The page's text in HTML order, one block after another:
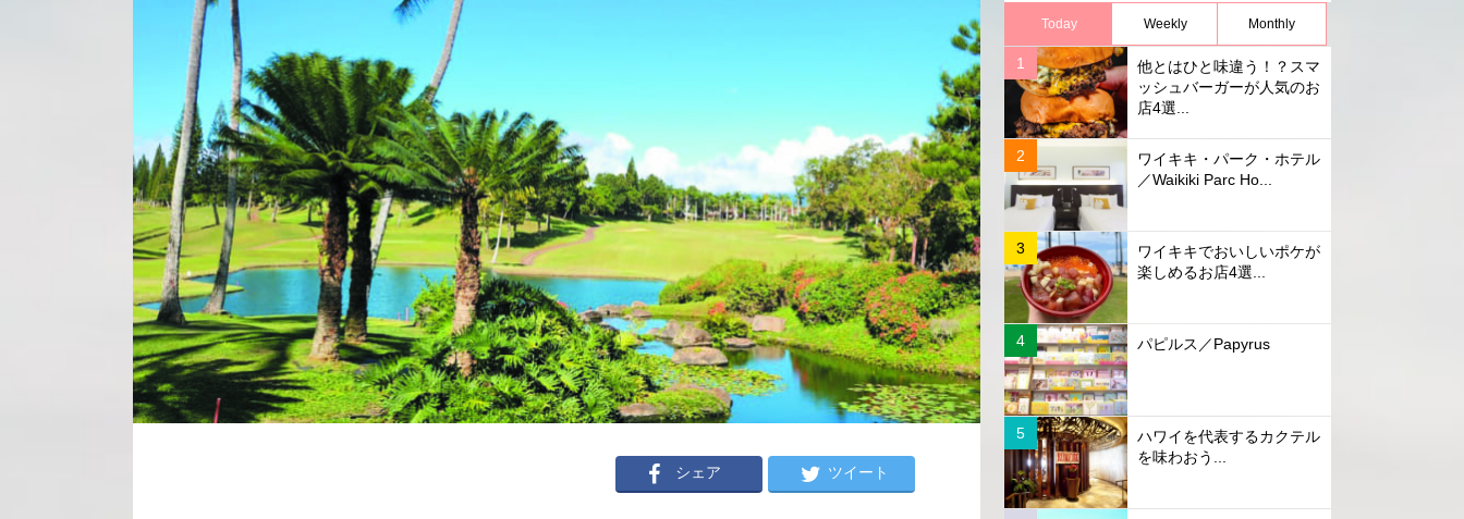
シェア ツイート
Today Weekly Monthly
他とはひと味違う！？スマ
ッシュバーガーが人気のお
店4選...
ワイキキ・パーク・ホテル
／Waikiki Parc Ho...
ワイキキでおいしいポケが
楽しめるお店4選...
パピルス／Papyrus
ハワイを代表するカクテル
を味わおう...